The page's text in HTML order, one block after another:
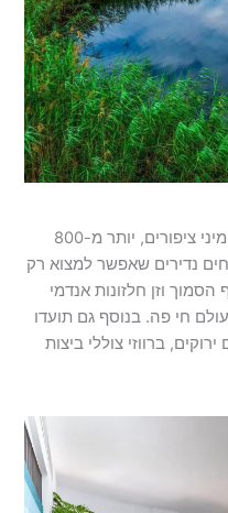
לאורך השנים תועדו בו יותר מ-300 מיני ציפורים, יותר מ-800
נדירים שאפשר למצוא רק
וזן חלזונות אנדמי
חי פה. בנוסף גם תועדו
ברווזי צוללי ביצות